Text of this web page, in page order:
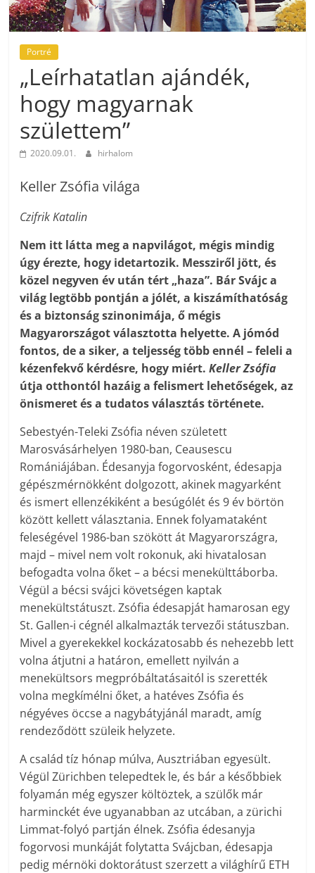
Portré
„Leírhatatlan ajándék,
hogy magyarnak
születtem”
2020.09.01. hirhalom
Keller Zsófia világa
Czifrik Katalin
Nem itt látta meg a napvilágot, mégis mindig
úgy érezte, hogy idetartozik. Messziről jött, és
közel negyven év után tért „haza”. Bár Svájc a
világ legtöbb pontján a jólét, a kiszámíthatóság
és a biztonság szinonimája, ő mégis
Magyarországot választotta helyette. A jómód
fontos, de a siker, a teljesség több ennél – feleli a
kézenfekvő kérdésre, hogy miért. ­Keller Zsófia
útja otthontól hazáig a felismert lehetőségek, az
önismeret és a tudatos választás története.
Sebestyén-Teleki Zsófia néven született
Marosvásárhelyen 1980-ban, Ceausescu
Romániájában. Édesanyja fogorvosként, édesapja
gépészmérnökként dolgozott, akinek magyarként
és ismert ellenzékiként a besúgólét és 9 év börtön
között kellett választania. Ennek folyamataként
feleségével 1986-ban szökött át Magyarországra,
majd – mivel nem volt rokonuk, aki hivatalosan
befogadta volna őket – a bécsi menekülttáborba.
Végül a bécsi svájci követségen kaptak
menekültstátuszt. Zsófia édesapját hamarosan egy
St. Gallen-i cégnél alkalmazták tervezői státuszban.
Mivel a gyerekekkel kockázatosabb és nehezebb lett
volna átjutni a határon, emellett nyilván a
menekültsors megpróbáltatásaitól is szerették
volna megkímélni őket, a hatéves Zsófia és
négyéves öccse a nagybátyjánál maradt, amíg
rendeződött szüleik helyzete.
A család tíz hónap múlva, Ausztriában egyesült.
Végül Zürichben telepedtek le, és bár a későbbiek
folyamán még egyszer költöztek, a szülők már
harminckét éve ugyanabban az utcában, a zürichi
Limmat-folyó partján élnek. Zsófia édesanyja
fogorvosi munkáját folytatta Svájcban, édesapja
pedig mérnöki doktorátust szerzett a világhírű ETH